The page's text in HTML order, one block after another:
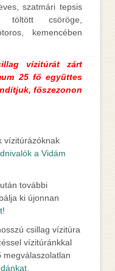
szatmári tepsis
töltött csöröge,
kemencében
vízitúrát zárt
25 fő együttes
főszezonon
vízitúrázóknak
a Vidám
további
ki újonnan
!
csillag vízitúra
vízitúránkkal
megválaszolatlan